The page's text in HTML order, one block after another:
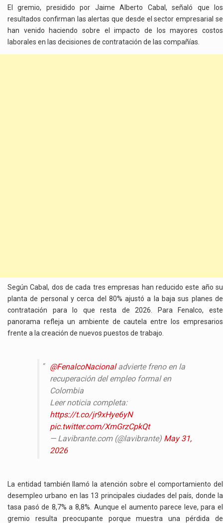
El gremio, presidido por Jaime Alberto Cabal, señaló que los
resultados confirman las alertas que desde el sector empresarial se
han venido haciendo sobre el impacto de los mayores costos
laborales en las decisiones de contratación de las compañías.
Según Cabal, dos de cada tres empresas han reducido este año su
planta de personal y cerca del 80% ajustó a la baja sus planes de
contratación para lo que resta de 2026. Para Fenalco, este
panorama refleja un ambiente de cautela entre los empresarios
frente a la creación de nuevos puestos de trabajo.
@FenalcoNacionaladvierte freno en la
recuperación del empleo formal en
Colombia
Leer noticia completa:
https://t.co/jr9xHye6yN
pic.twitter.com/XmGrzCpkQt
— Lavibrante.com (@lavibrante) May 31,
2026
La entidad también llamó la atención sobre el comportamiento del
desempleo urbano en las 13 principales ciudades del país, donde la
tasa pasó de 8,7% a 8,8%. Aunque el aumento parece leve, para el
gremio resulta preocupante porque muestra una pérdida de